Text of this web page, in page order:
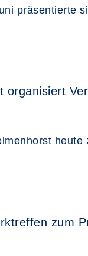
präsentierte
organisiert
zum